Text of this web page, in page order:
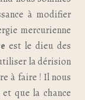
à modifier
mercurienne
est le dieu des
la dérision
à faire ! Il nous
que la chance